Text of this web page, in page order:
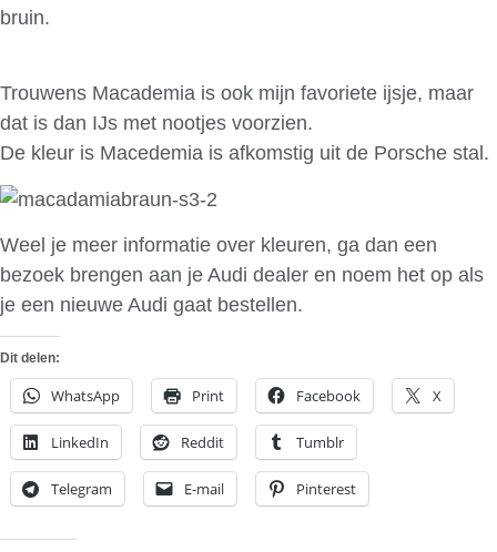
bruin.
Trouwens Macademia is ook mijn favoriete ijsje, maar
dat is dan IJs met nootjes voorzien.
De kleur is Macedemia is afkomstig uit de Porsche stal.
Weel je meer informatie over kleuren, ga dan een
bezoek brengen aan je Audi dealer en noem het op als
je een nieuwe Audi gaat bestellen.
Dit delen:
WhatsApp Print Facebook X
LinkedIn Reddit Tumblr
Telegram E-mail Pinterest